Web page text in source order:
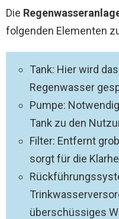
Die
folgenden Elementen
Tank: Hier wird
Regenwasser
Pumpe:
Tank zu den
Filter: Entfernt
sorgt für die
überschüssiges